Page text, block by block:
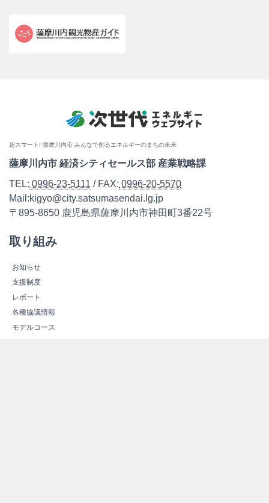
超スマート! 薩摩川内市 みんなで創るエネルギーのまちの未来
薩摩川内市 経済シティセールス部 産業戦略課
TEL: 0996-23-5111 / FAX: 0996-20-5570
Mail:kigyo@city.satsumasendai.lg.jp
〒895-8650 鹿児島県薩摩川内市神田町3番22号
取り組み
お知らせ
支援制度
レポート
各種協議情報
モデルコース